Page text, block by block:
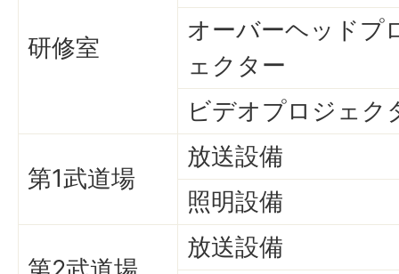
研修室
オーバーヘッドプ
ェクター
ビデオプロジェク
第1武道場
放送設備
照明設備
放送設備